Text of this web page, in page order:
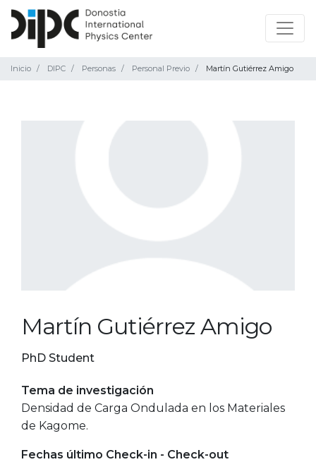
Inicio DIPC Personas Personal Previo Martín Gutiérrez Amigo
Martín Gutiérrez Amigo
PhD Student
Tema de investigación
Densidad de Carga Ondulada en los Materiales
de Kagome.
Fechas último Check-in - Check-out